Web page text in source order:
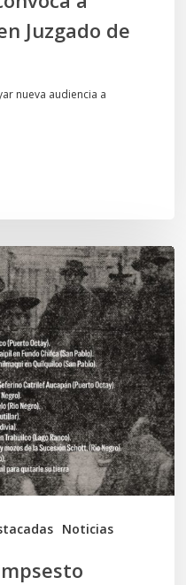
Juzgado de
nueva audiencia a
Noticias